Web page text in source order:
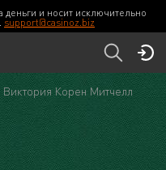
деньги и носит исключительно
support@casinoz.biz
Корен Митчелл